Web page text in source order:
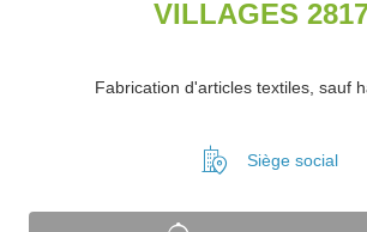
VILLAGES
Fabrication d'articles textiles, sauf
Siège social